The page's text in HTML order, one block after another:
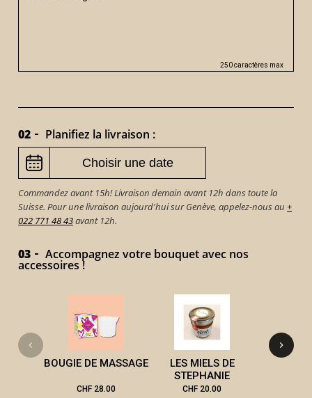
250 caractères max
02 Planifiez la livraison :
Commandez avant 15h! Livraison demain avant 12h dans toute la
Suisse. Pour une livraison aujourd'hui sur Genève, appelez-nous au +
022 771 48 43avant 12h.
03 Accompagnez votre bouquet avec nos
accessoires !
BOUGIE DE MASSAGE
CHF 28.00
LES MIELS DE
STEPHANIE
CHF 20.00